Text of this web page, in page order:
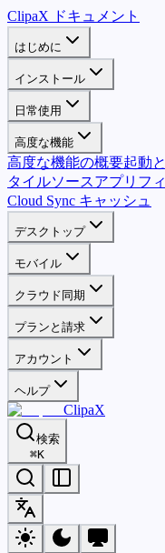
ClipaX ドキュメント
はじめに
インストール
日常使用
高度な機能
高度な機能の概要起動
タイルソースアプリフ
Cloud Sync キャッシュ
デスクトップ
モバイル
クラウド同期
プランと請求
アカウント
ヘルプ
ClipaX
検索
⌘K